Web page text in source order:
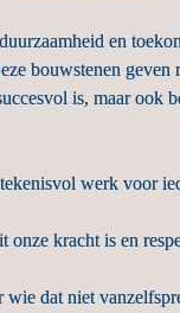
en
bouwstenen geven
is, maar ook
werk voor
kracht is en
dat niet